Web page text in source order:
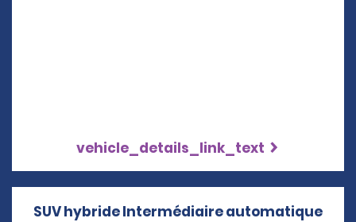
vehicle_details_link_text
SUV hybride Intermédiaire automatique